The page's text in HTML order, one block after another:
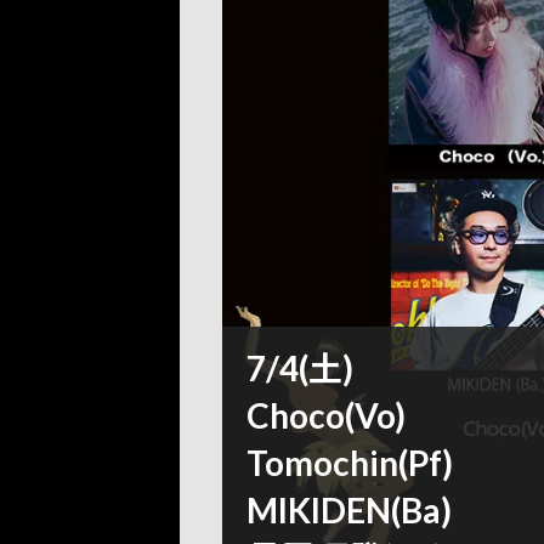
7/4(土)
Choco(Vo)
Tomochin(Pf)
MIKIDEN(Ba)